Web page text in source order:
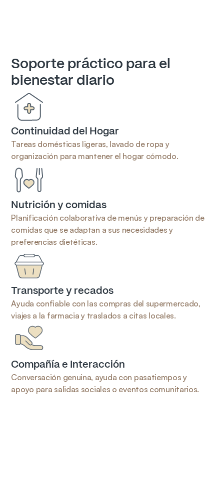
Soporte práctico para el
bienestar diario
Continuidad del Hogar
Tareas domésticas ligeras, lavado de ropa y
organización para mantener el hogar cómodo.
Nutrición y comidas
Planificación colaborativa de menús y preparación de
comidas que se adaptan a sus necesidades y
preferencias dietéticas.
Transporte y recados
Ayuda confiable con las compras del supermercado,
viajes a la farmacia y traslados a citas locales.
Compañía e Interacción
Conversación genuina, ayuda con pasatiempos y
apoyo para salidas sociales o eventos comunitarios.